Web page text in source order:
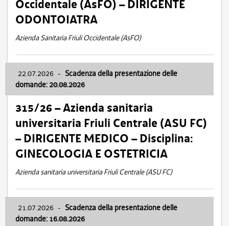
Occidentale (AsFO) – DIRIGENTE
ODONTOIATRA
Azienda Sanitaria Friuli Occidentale (AsFO)
22.07.2026 - Scadenza della presentazione delle
domande: 20.08.2026
315/26 – Azienda sanitaria
universitaria Friuli Centrale (ASU FC)
– DIRIGENTE MEDICO – Disciplina:
GINECOLOGIA E OSTETRICIA
Azienda sanitaria universitaria Friuli Centrale (ASU FC)
21.07.2026 - Scadenza della presentazione delle
domande: 16.08.2026